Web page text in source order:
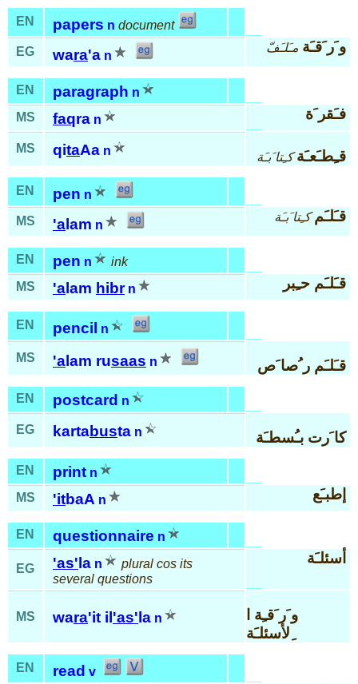
EN papers n document
EG
wara'a n
و َر َقـَة مـَلـَفّ
EN paragraph n
MS
faqra n فـَقر َة
MS qitaAa n قـِطـَعـَة كـِتا َبـَة
EN pen n
MS
'a lam n
قـَلـَم كـِتا َبـَة
EN pen n
ink
MS
'a lam hibr n قـَلـَم حـِبر
EN pencil n
MS 'a lam rusaas n قـَلـَم ر ُصا َص
EN postcard n
EG kartabusta n كا َرت بـُسطـَة
EN print n
MS
'itbaA n إطبـَع
EN questionnaire n
EG 'as' la n
plural cos its
several questions
أسئلـَة
MS wara'it il 'as' la n
و َر َقـِة ا
ِلأسئلـَة
EN read v